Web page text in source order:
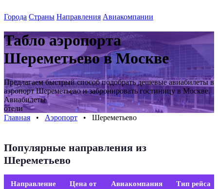
Города Страны Направления Авиакомпании
Табло аэропорта
Шереметьево в Москве
Предлагаем быстрый способ подобрать дешевые авиабилеты в
аэропорт Шереметьевои забронировать гостиницу в Москве.
Авиабилеты
отели
Главная ⠀•⠀ Аэропорт ⠀•⠀ Шереметьево
Популярные направления из
Шереметьево
Направление Цена от Авиакомпания Тип рейса